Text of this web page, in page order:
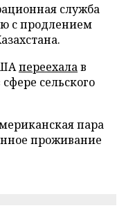
служба
с продлением
переехалав
сельского
пара
проживание